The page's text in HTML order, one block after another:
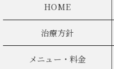
HOME
治療方針
メニュー・料金